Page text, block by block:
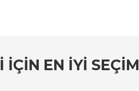
İÇIN EN İYI SEÇIM